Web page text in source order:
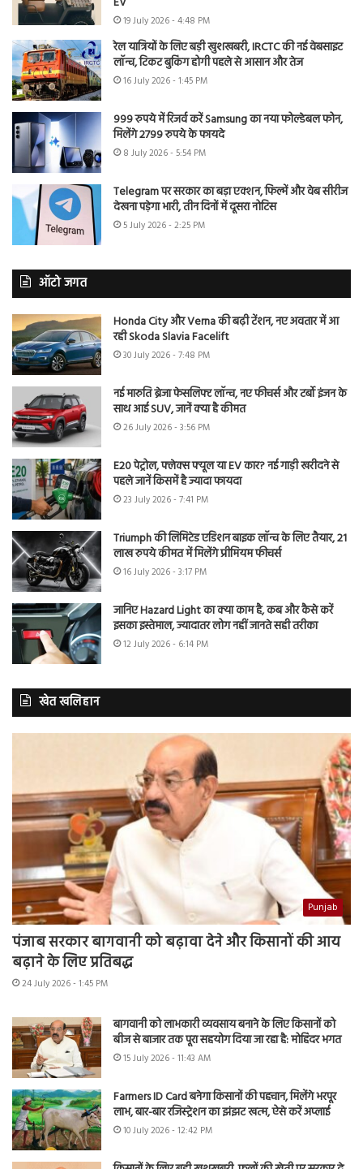
19 July 2026 - 4:48 PM
रेल यात्रियों के लिए बड़ी खुशखबरी, IRCTC की नई वेबसाइट
लॉन्च, टिकट बुकिंग होगी पहले से आसान और तेज
16 July 2026 - 1:45 PM
999 रुपये में रिजर्व करें Samsung का नया फोल्डेबल फोन,
मिलेंगे 2799 रुपये के फायदे
8 July 2026 - 5:54 PM
Telegram पर सरकार का बड़ा एक्शन, फिल्में और वेब सीरीज
देखना पड़ेगा भारी, तीन दिनों में दूसरा नोटिस
5 July 2026 - 2:25 PM
ऑटो जगत
Honda City और Verna की बढ़ी टेंशन, नए अवतार में आ
रही Skoda Slavia Facelift
30 July 2026 - 7:48 PM
नई मारुति ब्रेजा फेसलिफ्ट लॉन्च, नए फीचर्स और टर्बो इंजन के
साथ आई SUV, जानें क्या है कीमत
26 July 2026 - 3:56 PM
E20 पेट्रोल, फ्लेक्स फ्यूल या EV कार? नई गाड़ी खरीदने से
पहले जानें किसमें है ज्यादा फायदा
23 July 2026 - 7:41 PM
Triumph की लिमिटेड एडिशन बाइक लॉन्च के लिए तैयार, 21
लाख रुपये कीमत में मिलेंगे प्रीमियम फीचर्स
16 July 2026 - 3:17 PM
जानिए Hazard Light का क्या काम है, कब और कैसे करें
इसका इस्तेमाल, ज्यादातर लोग नहीं जानते सही तरीका
12 July 2026 - 6:14 PM
खेत खलिहान
Punjab
पंजाब सरकार बागवानी को बढ़ावा देने और किसानों की आय
बढ़ाने के लिए प्रतिबद्ध
24 July 2026 - 1:45 PM
बागवानी को लाभकारी व्यवसाय बनाने के लिए किसानों को
बीज से बाजार तक पूरा सहयोग दिया जा रहा है: मोहिंदर भगत
15 July 2026 - 11:43 AM
Farmers ID Card बनेगा किसानों की पहचान, मिलेंगे भरपूर
लाभ, बार-बार रजिस्ट्रेशन का झंझट खत्म, ऐसे करें अप्लाई
10 July 2026 - 12:42 PM